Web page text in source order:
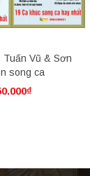
Tuấn Vũ & Sơn
song ca